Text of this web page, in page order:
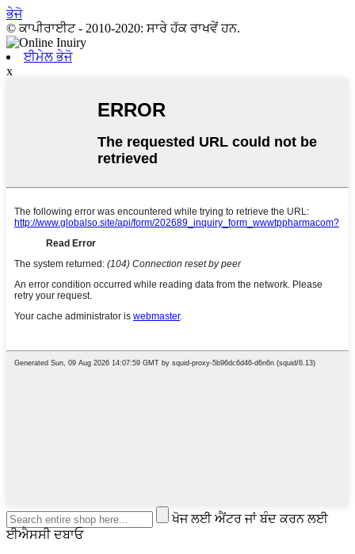
ਭੇਜੋ
© ਕਾਪੀਰਾਈਟ - 2010-2020: ਸਾਰੇ ਹੱਕ ਰਾਖਵੇਂ ਹਨ.
ਈਮੇਲ ਭੇਜੋ
x
ਖੋਜ ਲਈ ਐਂਟਰ ਜਾਂ ਬੰਦ ਕਰਨ ਲਈ
ਈਐਸਸੀ ਦਬਾਓ